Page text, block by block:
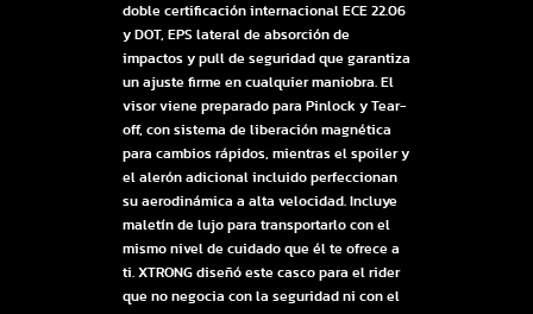
doble certificación internacional ECE 22.06
y DOT, EPS lateral de absorción de
impactos y pull de seguridad que garantiza
un ajuste firme en cualquier maniobra. El
visor viene preparado para Pinlock y Tear-
off, con sistema de liberación magnética
para cambios rápidos, mientras el spoiler y
el alerón adicional incluido perfeccionan
su aerodinámica a alta velocidad. Incluye
maletín de lujo para transportarlo con el
mismo nivel de cuidado que él te ofrece a
ti. XTRONG diseñó este casco para el rider
que no negocia con la seguridad ni con el